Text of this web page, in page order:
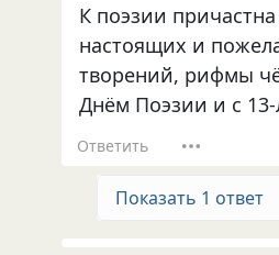
К поэзии
настоящих и
творений, рифмы
Днём Поэзии и с
Ответить
Показать 1 ответ